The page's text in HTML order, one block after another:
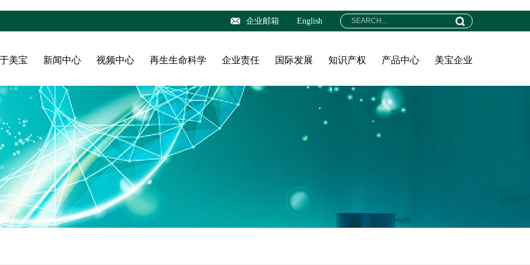
English
企业邮箱
美宝 新闻中心 视频中心 再生生命科学 企业责任 国际发展 知识产权 产品中心 美宝企业